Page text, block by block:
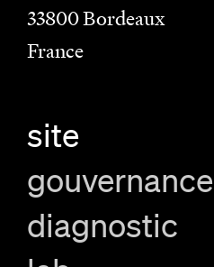
33800Bordeaux
France
site
gouvernance
diagnostic